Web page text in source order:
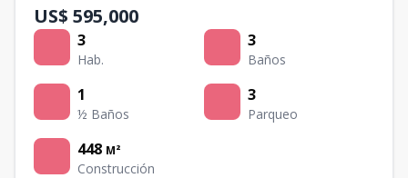
US$ 595,000
3
Hab.
3
Baños
1
½ Baños
3
Parqueo
448 M²
Construcción